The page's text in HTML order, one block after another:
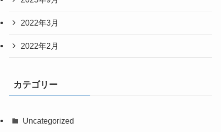
2022年3月
2022年2月
カテゴリー
Uncategorized